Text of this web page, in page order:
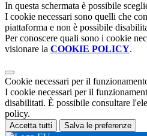
In questa schermata è possibile
I cookie necessari sono quelli che
piattaforma e non è possibile
Per conoscere quali sono i cookie
visionare la COOKIE POLICY.
Cookie necessari per il
I cookie necessari per il
disabilitati. È possibile consultare
policy.
Accetta tutti Salva le preferenze